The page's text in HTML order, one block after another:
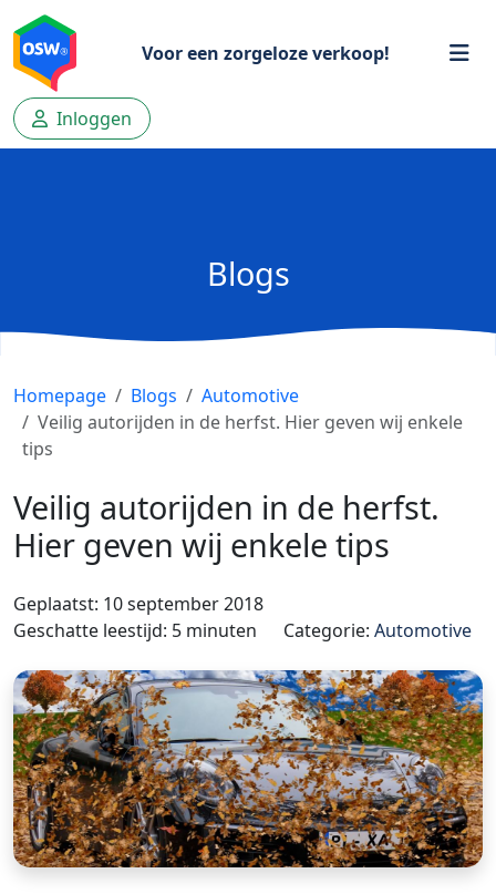
Voor een zorgeloze verkoop!
Inloggen
Blogs
Homepage Blogs
Automotive
Veilig autorijden in de herfst. Hier geven wij enkele
tips
Veilig autorijden in de herfst.
Hier geven wij enkele tips
Geplaatst: 10 september 2018
Geschatte leestijd: 5 minuten
Categorie: Automotive